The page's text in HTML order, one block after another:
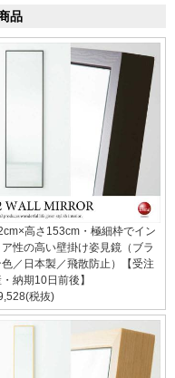
品
高さ153cm・極細枠でイン
ア性の高い壁掛け姿見鏡（ブラ
色／日本製／飛散防止）【受注
納期10日前後】
税抜)